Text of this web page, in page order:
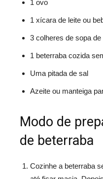
1 ovo
1 xícara de leite ou
3 colheres de sopa de
1 beterraba cozida
Uma pitada de sal
Azeite ou manteiga
Modo de
de beterraba
Cozinhe a beterraba